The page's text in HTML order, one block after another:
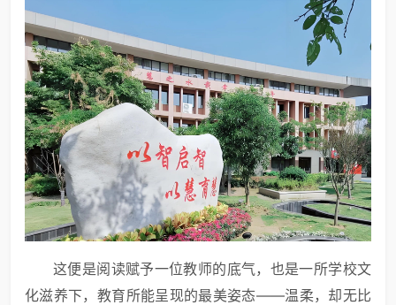
这便是阅读赋予一位教师的底气，也是一所学校文
化滋养下，教育所能呈现的最美姿态——温柔，却无比